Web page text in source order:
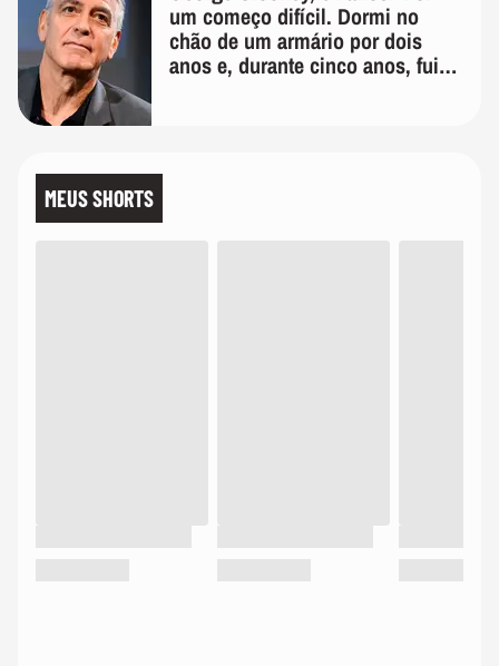
um começo difícil. Dormi no
chão de um armário por dois
anos e, durante cinco anos, fui
MEUS SHORTS